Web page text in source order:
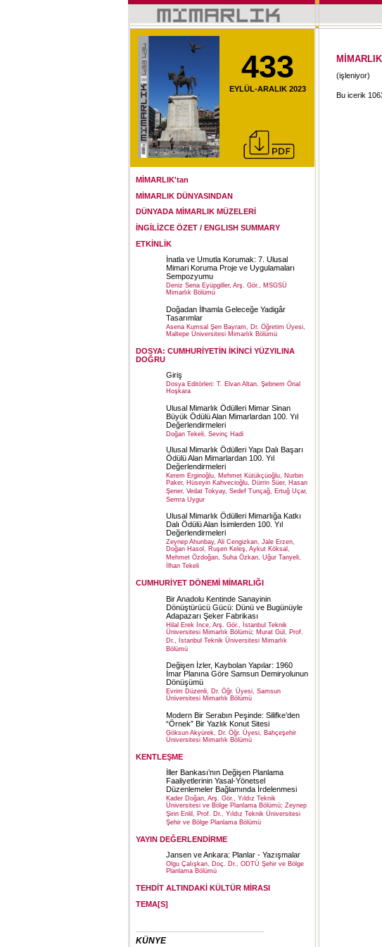
433
EYLÜL-ARALIK 2023
MİMARLIK'tan
MİMARLIK DÜNYASINDAN
DÜNYADA MİMARLIK MÜZELERİ
İNGİLİZCE ÖZET / ENGLISH SUMMARY
ETKİNLİK
İnatla ve Umutla Korumak: 7. Ulusal
Mimari Koruma Proje ve Uygulamaları
Sempozyumu
Deniz Sena Eyüpgiller, Arş. Gör., MSGSÜ
Mimarlık Bölümü
Doğadan İlhamla Geleceğe Yadigâr
Tasarımlar
Asena Kumsal Şen Bayram, Dr. Öğretim Üyesi,
Maltepe Üniversitesi Mimarlık Bölümü
DOSYA: CUMHURİYETİN İKİNCİ YÜZYILINA
DOĞRU
Giriş
Dosya Editörleri: T. Elvan Altan, Şebnem Önal
Hoşkara
Ulusal Mimarlık Ödülleri Mimar Sinan
Büyük Ödülü Alan Mimarlardan 100. Yıl
Değerlendirmeleri
Doğan Tekeli, Sevinç Hadi
Ulusal Mimarlık Ödülleri Yapı Dalı Başarı
Ödülü Alan Mimarlardan 100. Yıl
Değerlendirmeleri
Kerem Erginoğlu, Mehmet Kütükçüoğlu, Nurbin
Paker, Hüseyin Kahvecioğlu, Dürrin Süer, Hasan
Şener, Vedat Tokyay, Sedef Tunçağ, Ertuğ Uçar,
Semra Uygur
Ulusal Mimarlık Ödülleri Mimarlığa Katkı
Dalı Ödülü Alan İsimlerden 100. Yıl
Değerlendirmeleri
Zeynep Ahunbay, Ali Cengizkan, Jale Erzen,
Doğan Hasol, Ruşen Keleş, Aykut Köksal,
Mehmet Özdoğan, Suha Özkan, Uğur Tanyeli,
İlhan Tekeli
CUMHURİYET DÖNEMİ MİMARLIĞI
Bir Anadolu Kentinde Sanayinin
Dönüştürücü Gücü: Dünü ve Bugünüyle
Adapazarı Şeker Fabrikası
Hilal Erek İnce, Arş. Gör., İstanbul Teknik
Üniversitesi Mimarlık Bölümü; Murat Gül, Prof.
Dr., İstanbul Teknik Üniversitesi Mimarlık
Bölümü
Değişen İzler, Kaybolan Yapılar: 1960
İmar Planına Göre Samsun Demiryolunun
Dönüşümü
Evrim Düzenli, Dr. Öğr. Üyesi, Samsun
Üniversitesi Mimarlık Bölümü
Modern Bir Serabın Peşinde: Silifke’den
“Örnek” Bir Yazlık Konut Sitesi
Göksun Akyürek, Dr. Öğr. Üyesi, Bahçeşehir
Üniversitesi Mimarlık Bölümü
KENTLEŞME
İller Bankası’nın Değişen Planlama
Faaliyetlerinin Yasal-Yönetsel
Düzenlemeler Bağlamında İrdelenmesi
Kader Doğan, Arş. Gör., Yıldız Teknik
Üniversitesi ve Bölge Planlama Bölümü; Zeynep
Şirin Enlil, Prof. Dr., Yıldız Teknik Üniversitesi
Şehir ve Bölge Planlama Bölümü
YAYIN DEĞERLENDİRME
Jansen ve Ankara: Planlar - Yazışmalar
Olgu Çalışkan, Doç. Dr., ODTÜ Şehir ve Bölge
Planlama Bölümü
TEHDİT ALTINDAKİ KÜLTÜR MİRASI
TEMA[S]
KÜNYE
(işleniyor)
Bu icerik